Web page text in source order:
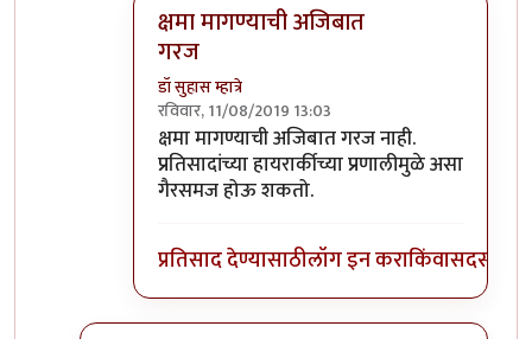
क्षमा मागण्याची अजिबात
गरज
डॉ सुहास म्हात्रे
रविवार, 11/08/2019 13:03
In reply toहोयbyजॉनविक्क
क्षमा मागण्याची अजिबात गरज नाही.
प्रतिसादांच्या हायरार्कीच्या प्रणालीमुळे असा
गैरसमज होऊ शकतो.
प्रतिसाद देण्यासाठीलॉग इन कराकिंवासदस्य व्हा